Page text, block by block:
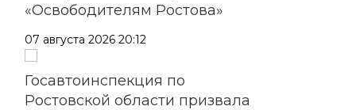
«Освободителям Ростова»
07 августа 2026 20:12
Госавтоинспекция по
Ростовской области призвала